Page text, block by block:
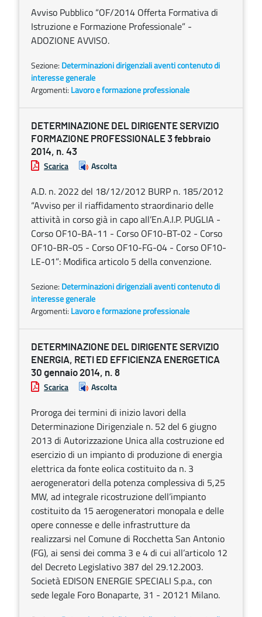
Avviso Pubblico “OF/2014 Offerta Formativa di
Istruzione e Formazione Professionale” -
ADOZIONE AVVISO.
Sezione: Determinazioni dirigenziali aventi contenuto di
interesse generale
Argomenti: Lavoro e formazione professionale
DETERMINAZIONE DEL DIRIGENTE SERVIZIO
FORMAZIONE PROFESSIONALE 3 febbraio
2014, n. 43
Scarica Ascolta
A.D. n. 2022 del 18/12/2012 BURP n. 185/2012
“Avviso per il riaffidamento straordinario delle
attività in corso già in capo all’En.A.I.P. PUGLIA -
Corso OF10-BA-11 - Corso OF10-BT-02 - Corso
OF10-BR-05 - Corso OF10-FG-04 - Corso OF10-
LE-01”: Modifica articolo 5 della convenzione.
Sezione: Determinazioni dirigenziali aventi contenuto di
interesse generale
Argomenti: Lavoro e formazione professionale
DETERMINAZIONE DEL DIRIGENTE SERVIZIO
ENERGIA, RETI ED EFFICIENZA ENERGETICA
30 gennaio 2014, n. 8
Scarica Ascolta
Proroga dei termini di inizio lavori della
Determinazione Dirigenziale n. 52 del 6 giugno
2013 di Autorizzazione Unica alla costruzione ed
esercizio di un impianto di produzione di energia
elettrica da fonte eolica costituito da n. 3
aerogeneratori della potenza complessiva di 5,25
MW, ad integrale ricostruzione dell’impianto
costituito da 15 aerogeneratori monopala e delle
opere connesse e delle infrastrutture da
realizzarsi nel Comune di Rocchetta San Antonio
(FG), ai sensi dei comma 3 e 4 di cui all’articolo 12
del Decreto Legislativo 387 del 29.12.2003.
Società EDISON ENERGIE SPECIALI S.p.a., con
sede legale Foro Bonaparte, 31 - 20121 Milano.